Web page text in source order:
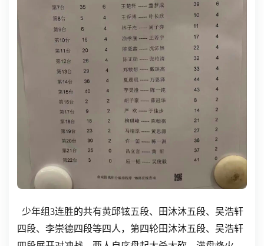
少年组3连胜的共有黄邱铉五段、田沐沐五段、吴浩轩
四段、李崇德四段等四人，第四轮田沐沐五段、吴浩轩